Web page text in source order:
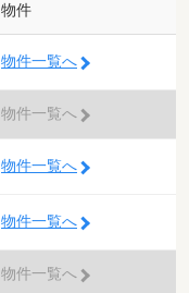
物件
物件一覧へ
物件一覧へ
物件一覧へ
物件一覧へ
物件一覧へ